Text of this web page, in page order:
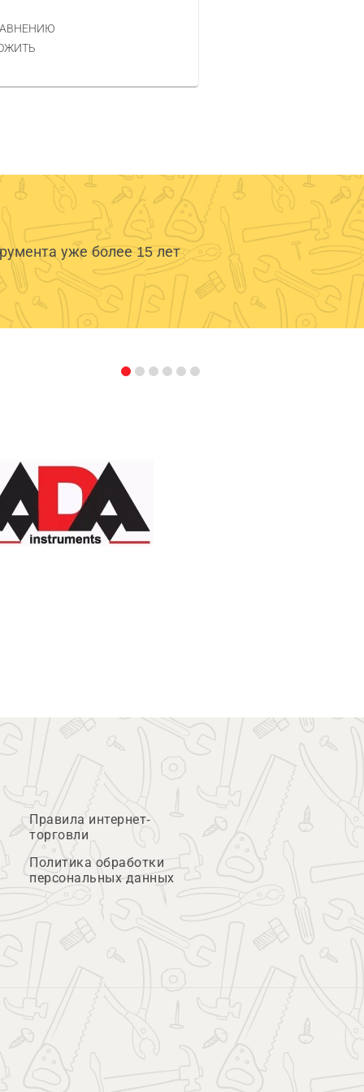
уже более 15 лет
Правила интернет-
торговли
Политика обработки
персональных данных